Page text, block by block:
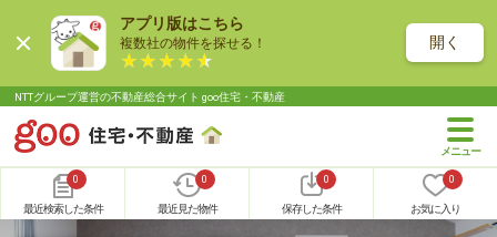
アプリ版はこちら
複数社の物件を探せる！ 開く
NTTグループ運営の不動産総合サイト goo住宅・不動産
0
最近検索した条件
0
最近見た物件
0
保存した条件
0
お気に入り